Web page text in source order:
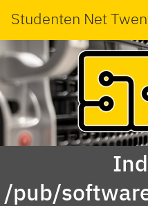
Studenten Net
/pub/